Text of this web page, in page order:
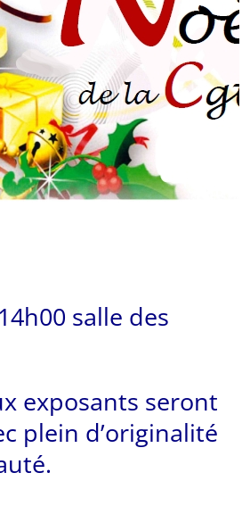
salle des
exposants seront
plein d’originalité